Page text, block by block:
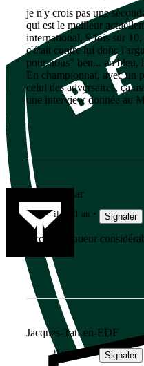
je n'y crois pas une
qui est le meilleur
international, 9 fois sur
c'était contre lui donc
pour nous" ben... en bleu,
En championnat, avec un
celui des adversaires, ça
une interview donnée au
Schloukamar
il y a 1 an Signaler
Excellent joueur
Jacques-Tati-en-EDF
il y a 1 an Signaler